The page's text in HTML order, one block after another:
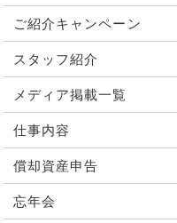
ご紹介キャンペーン
スタッフ紹介
メディア掲載一覧
仕事内容
償却資産申告
忘年会